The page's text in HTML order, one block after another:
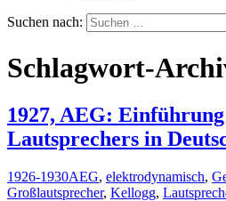
Suchen nach:
Schlagwort-
1927, AEG:
Lautsprechers in
1926-1930AEG, elektrodynamisch,
Großlautsprecher, Kellogg,